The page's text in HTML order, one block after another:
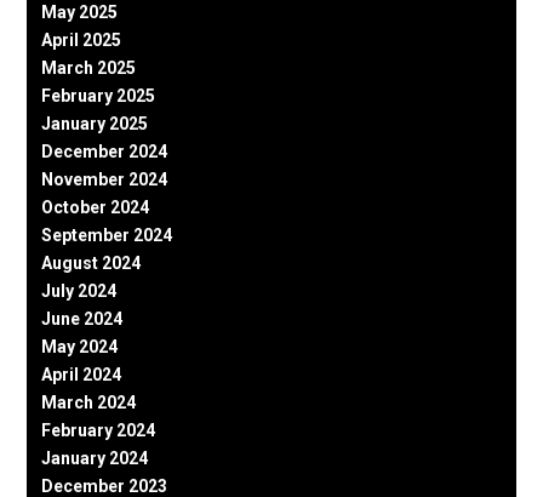
May 2025
April 2025
March 2025
February 2025
January 2025
December 2024
November 2024
October 2024
September 2024
August 2024
July 2024
June 2024
May 2024
April 2024
March 2024
February 2024
January 2024
December 2023